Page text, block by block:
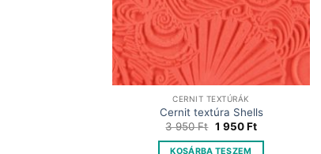
CERNIT TEXTÚRÁK
Cernit textúra Shells
3 950Ft Original
was:
1 950FtCurrent
is:
KOSÁRBA TESZEM